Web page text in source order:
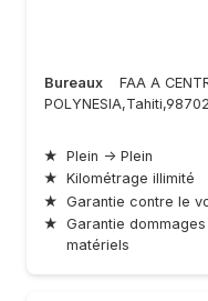
Bureaux
FAA A
★ Plein → Plein
★ Kilométrage illimité
★ Garantie contre le
★ Garantie dommages
matériels